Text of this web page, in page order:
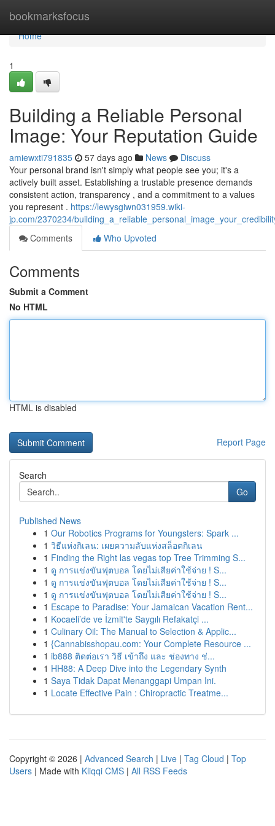
bookmarksfocus
Home
Home
1
Building a Reliable Personal
Image: Your Reputation Guide
amiewxti791835 57 days ago News
Discuss
Your personal brand isn't simply what people see you; it's a
actively built asset. Establishing a trustable presence demands
consistent action, transparency , and a commitment to a values
you represent . https://lewysgiwn031959.wiki-
jp.com/2370234/
Comments
Who Upvoted
Comments
Submit a Comment
No HTML
HTML is disabled
Report Page
Search
Go
Published News
1 Our Robotics Programs for Youngsters: Spark ...
1 วิธีแห่งกิเลน: เผยความลับแห่งสล็อตกิเลน
1 Finding the Right las vegas top Tree Trimming S...
1 ดู การแข่งขันฟุตบอล โดยไม่เสียค่าใช้จ่าย ! S...
1 ดู การแข่งขันฟุตบอล โดยไม่เสียค่าใช้จ่าย ! S...
1 ดู การแข่งขันฟุตบอล โดยไม่เสียค่าใช้จ่าย ! S...
1 Escape to Paradise: Your Jamaican Vacation Rent...
1 Kocaeli’de ve İzmit'te Saygılı Refakatçi ...
1 Culinary Oil: The Manual to Selection & Applic...
1 {Cannabisshopau.com: Your Complete Resource ...
1 ib888 ติดต่อเรา วิธี เข้าถึง และ ช่องทาง ช่...
1 HH88: A Deep Dive into the Legendary Synth
1 Saya Tidak Dapat Menanggapi Umpan Ini.
1 Locate Effective Pain : Chiropractic Treatme...
Copyright © 2026 | Advanced Search | Live | Tag Cloud | Top
Users | Made with Kliqqi CMS | All RSS Feeds